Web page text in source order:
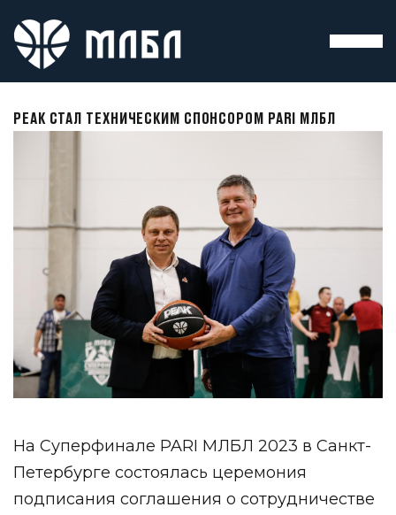
PEAK СТАЛ ТЕХНИЧЕСКИМ СПОНСОРОМ PARI МЛБЛ
На Суперфинале PARI МЛБЛ 2023 в Санкт-
Петербурге состоялась церемония
подписания соглашения о сотрудничестве